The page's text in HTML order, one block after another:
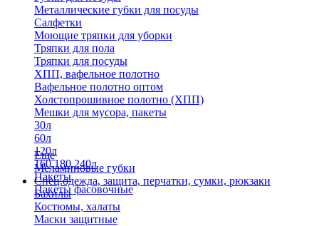
Металлические губки для посуды
Салфетки
Моющие тряпки для уборки
Тряпки для пола
Тряпки для посуды
ХПП, вафельное полотно
Вафельное полотно оптом
Холстопрошивное полотно (ХПП)
Мешки для мусора, пакеты
30л
60л
120л
160,180,240л
Пакеты
Пакеты фасовочные
Еще
Меламиновые губки
Спец.одежда, защита, перчатки, сумки, рюкзаки
Бахилы
Костюмы, халаты
Маски защитные